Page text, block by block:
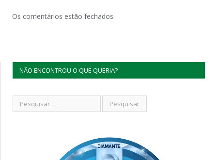
Os comentários estão fechados.
NÃO ENCONTROU O QUE QUERIA?